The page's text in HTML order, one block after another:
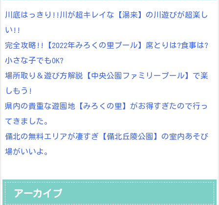
川底はっきり!!川が超キレイな【湯来】の川遊びが超楽し
い!!
完全攻略!!【2022年みろくの里プール】席とりは?食事は?
小さな子でもOK?
場所取り＆遊び方解説【中央公園ファミリープール】で楽
しもう!
県内の貴重な遊園地【みろくの里】がお得すぎたので行っ
てきました。
備北の無料エリアが凄すぎ【備北丘陵公園】の室内あそび
場がいいよ。
アーカイブ